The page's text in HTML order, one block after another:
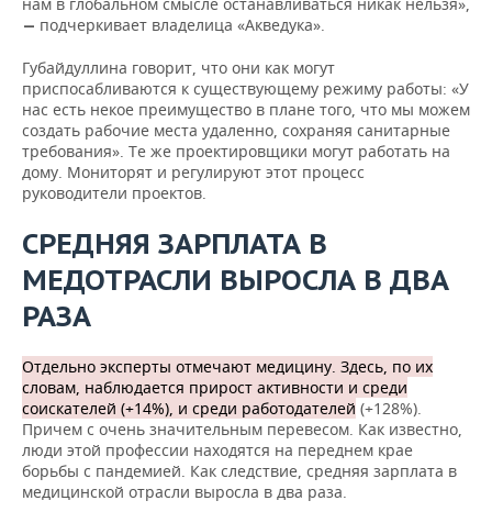
— подчеркивает владелица «Акведука».
Губайдуллина говорит, что они как могут
приспосабливаются к существующему режиму работы: «У
нас есть некое преимущество в плане того, что мы можем
создать рабочие места удаленно, сохраняя санитарные
требования». Те же проектировщики могут работать на
дому. Мониторят и регулируют этот процесс
руководители проектов.
СРЕДНЯЯ ЗАРПЛАТА В
МЕДОТРАСЛИ ВЫРОСЛА В ДВА
РАЗА
Отдельно эксперты отмечают медицину. Здесь, по их
словам, наблюдается прирост активности и среди
соискателей (+14%), и среди работодателей (+128%).
Причем с очень значительным перевесом. Как известно,
люди этой профессии находятся на переднем крае
борьбы с пандемией. Как следствие, средняя зарплата в
медицинской отрасли выросла в два раза.